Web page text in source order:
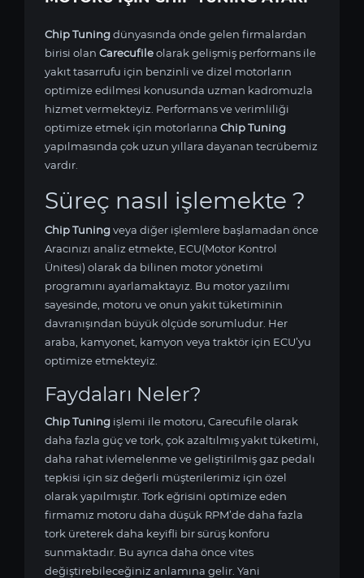
Chip Tuningdünyasında önde gelen firmalardan
birisi olan Carecufileolarak gelişmiş performans ile
yakıt tasarrufu için benzinli ve dizel motorların
optimize edilmesi konusunda uzman kadromuzla
hizmet vermekteyiz. Performans ve verimliliği
optimize etmek için motorlarına Chip Tuning
yapılmasında çok uzun yıllara dayanan tecrübemiz
vardır.
Süreç nasıl işlemekte ?
Chip Tuningveya diğer işlemlere başlamadan önce
Aracınızı analiz etmekte, ECU(Motor Kontrol
Ünitesi) olarak da bilinen motor yönetimi
programını ayarlamaktayız. Bu motor yazılımı
sayesinde, motoru ve onun yakıt tüketiminin
davranışından büyük ölçüde sorumludur. Her
araba, kamyonet, kamyon veya traktör için ECU’yu
optimize etmekteyiz.
Faydaları Neler?
Chip Tuning işlemi ile motoru, Carecufile olarak
daha fazla güç ve tork, çok azaltılmış yakıt tüketimi,
daha rahat ivlemelenme ve geliştirilmiş gaz pedalı
tepkisi için siz değerli müşterilerimiz için özel
olarak yapılmıştır. Tork eğrisini optimize eden
firmamız motoru daha düşük RPM’de daha fazla
tork üreterek daha keyifli bir sürüş konforu
sunmaktadır. Bu ayrıca daha önce vites
değiştirebileceğiniz anlamına gelir. Yani